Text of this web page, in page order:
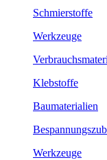
Schmierstoffe
Werkzeuge
Klebstoffe
Baumaterialien
Werkzeuge